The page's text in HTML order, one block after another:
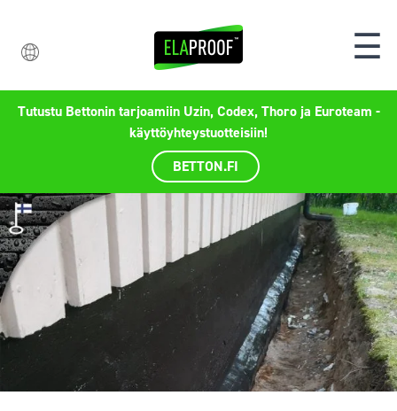
☰
Tutustu Bettonin tarjoamiin Uzin, Codex, Thoro ja Euroteam -
käyttöyhteystuotteisiin!
BETTON.FI